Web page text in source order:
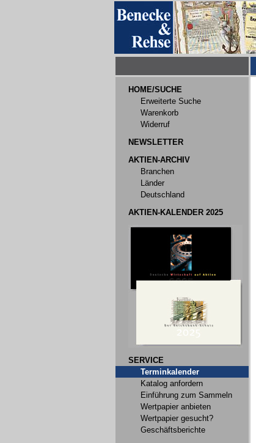
HOME/SUCHE
Erweiterte Suche
Warenkorb
Widerruf
NEWSLETTER
AKTIEN-ARCHIV
Branchen
Länder
Deutschland
AKTIEN-KALENDER 2025
SERVICE
Terminkalender
Katalog anfordern
Einführung zum Sammeln
Wertpapier anbieten
Wertpapier gesucht?
Geschäftsberichte